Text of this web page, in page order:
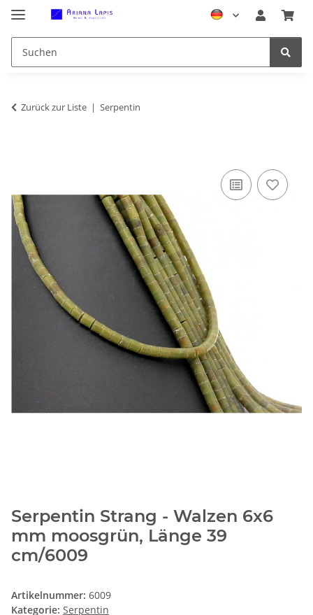
Zurück zur Liste Serpentin
Serpentin Strang - Walzen 6x6
mm moosgrün, Länge 39
cm/6009
Artikelnummer: 6009
Kategorie: Serpentin